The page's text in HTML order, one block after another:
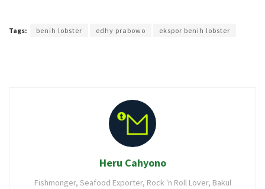
Tags: benih lobster edhy prabowo ekspor benih lobster
Heru Cahyono
Fishmonger, Seafood Exporter, Rock 'n Roll Lover, Bakul